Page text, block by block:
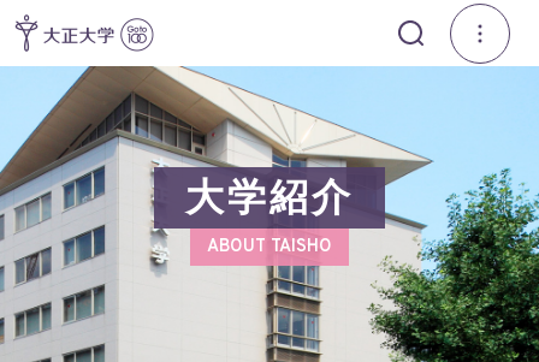
大学紹介
ABOUT TAISHO